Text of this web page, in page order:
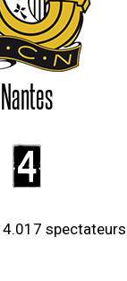
Nantes
4
4.017 spectateurs